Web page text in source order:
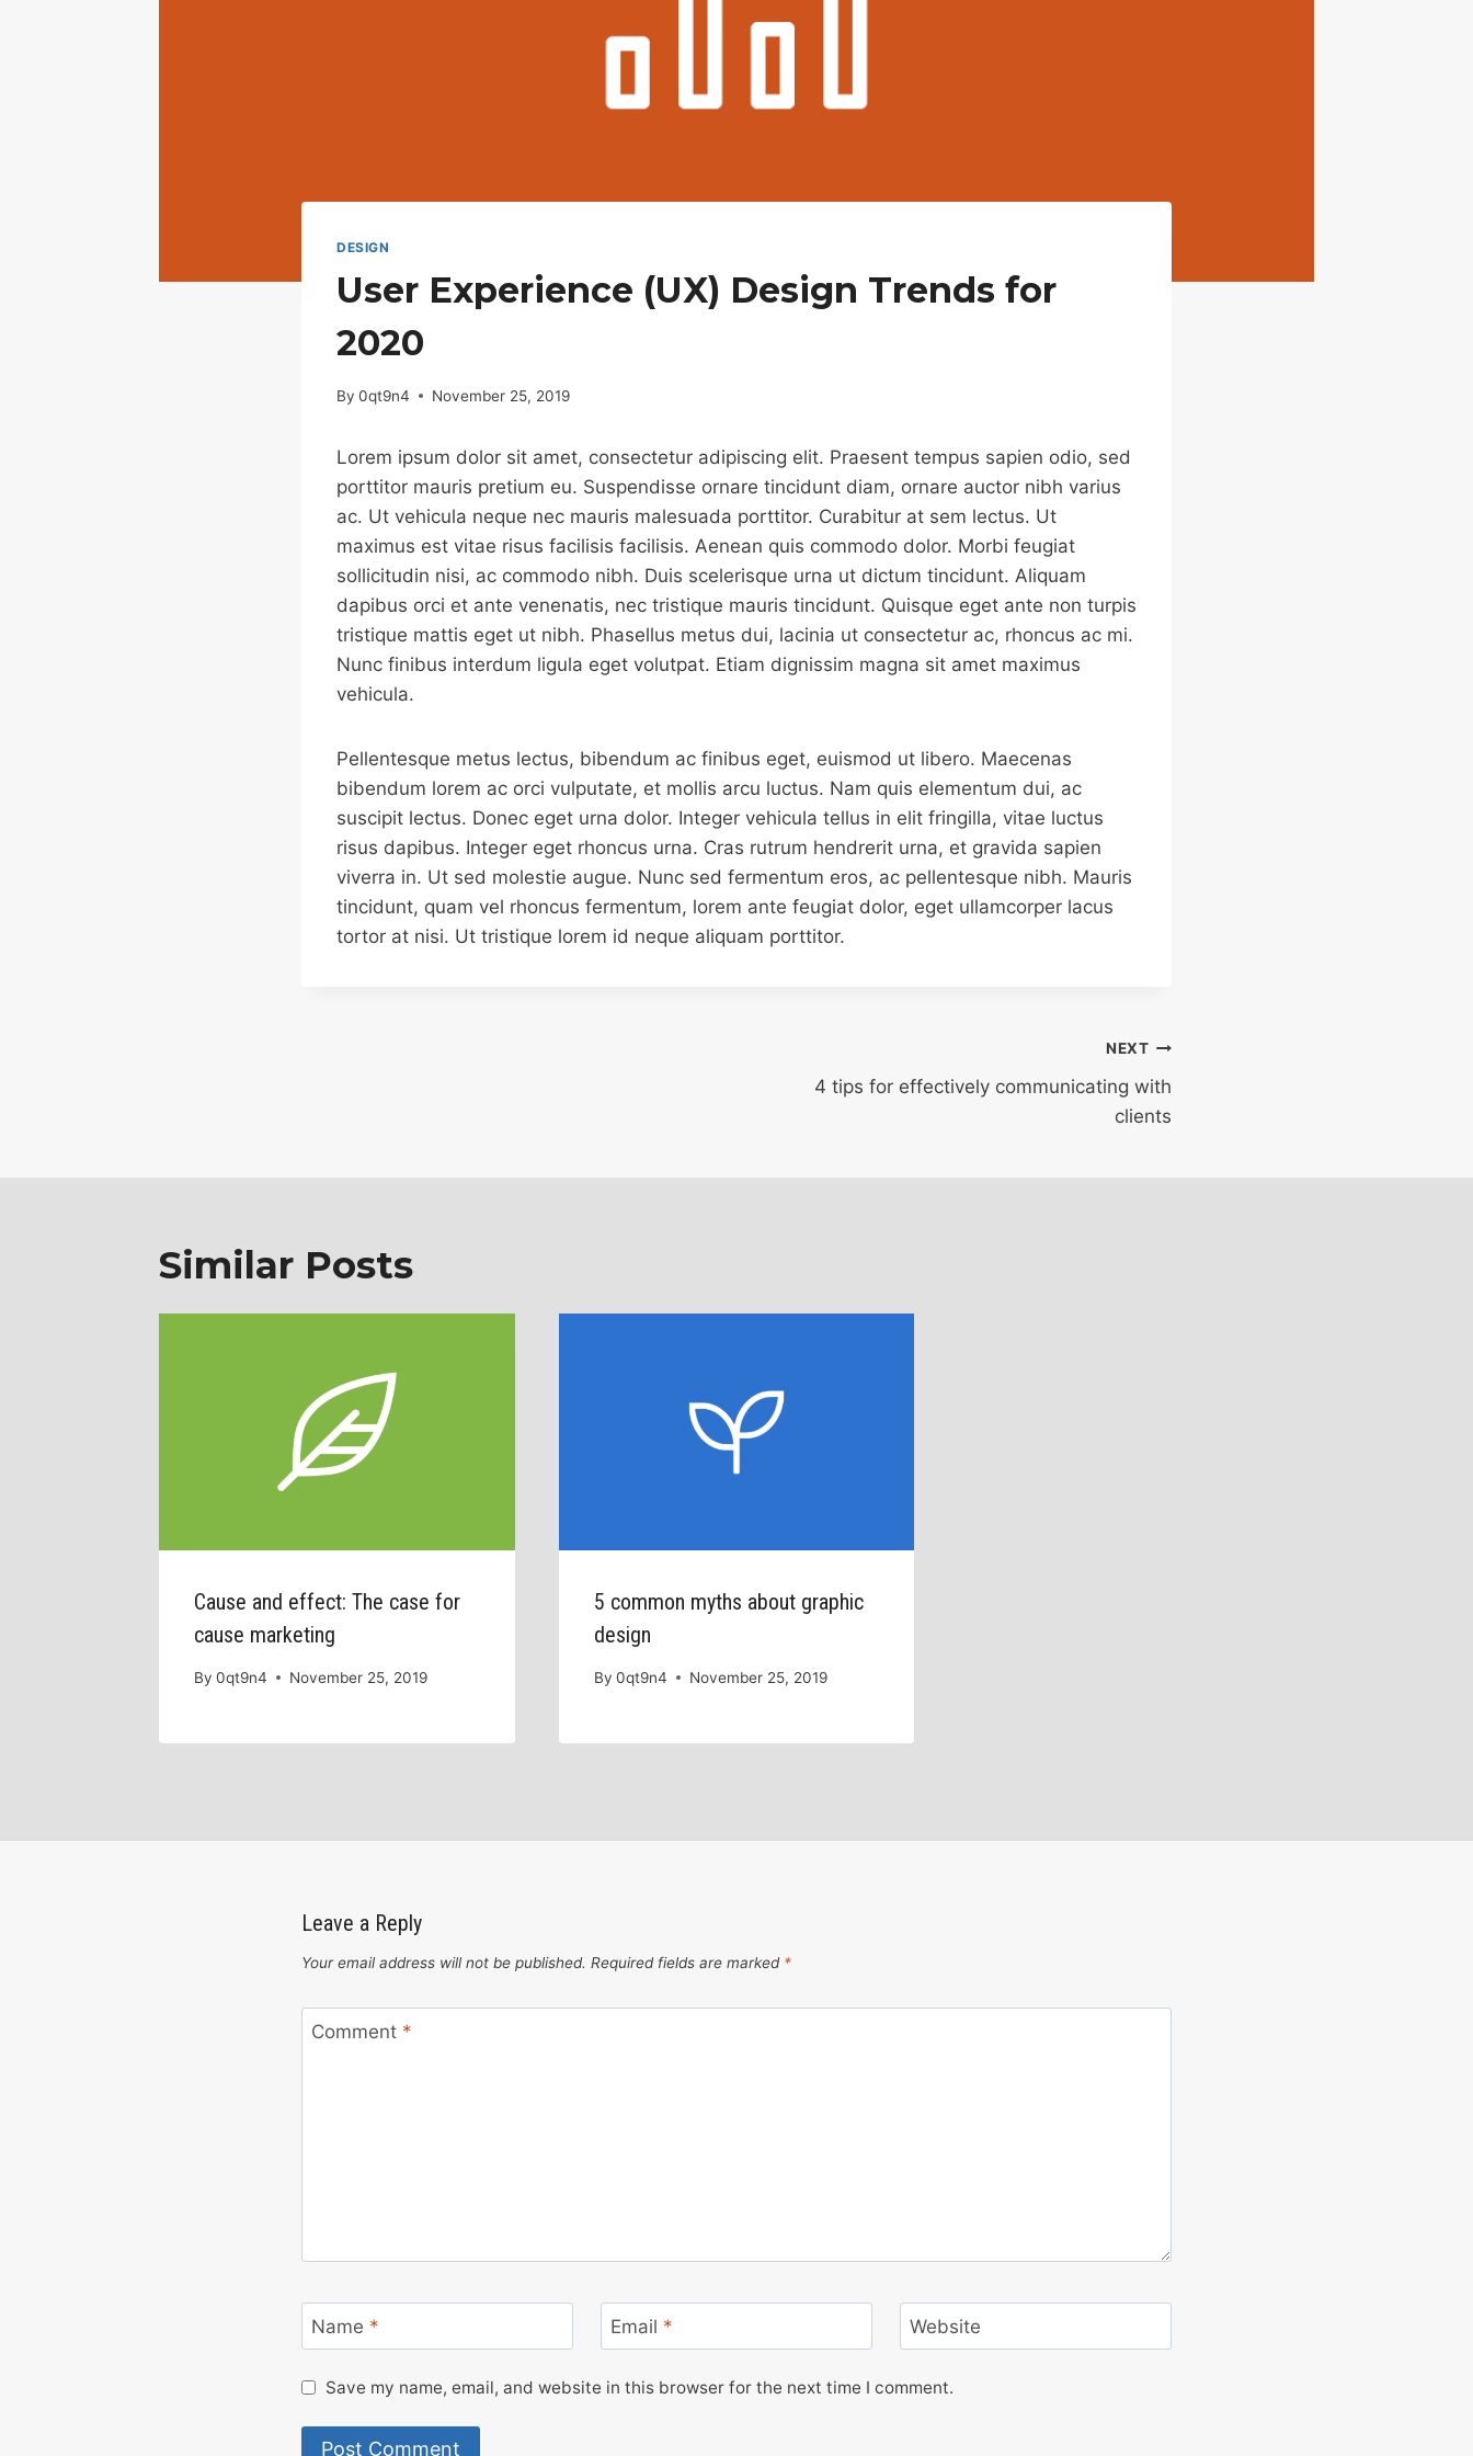
DESIGN
User Experience (UX) Design Trends for
2020
By 0qt9n4 November 25, 2019
Lorem ipsum dolor sit amet, consectetur adipiscing elit. Praesent tempus sapien odio, sed
porttitor mauris pretium eu. Suspendisse ornare tincidunt diam, ornare auctor nibh varius
ac. Ut vehicula neque nec mauris malesuada porttitor. Curabitur at sem lectus. Ut
maximus est vitae risus facilisis facilisis. Aenean quis commodo dolor. Morbi feugiat
sollicitudin nisi, ac commodo nibh. Duis scelerisque urna ut dictum tincidunt. Aliquam
dapibus orci et ante venenatis, nec tristique mauris tincidunt. Quisque eget ante non turpis
tristique mattis eget ut nibh. Phasellus metus dui, lacinia ut consectetur ac, rhoncus ac mi.
Nunc finibus interdum ligula eget volutpat. Etiam dignissim magna sit amet maximus
vehicula.
Pellentesque metus lectus, bibendum ac finibus eget, euismod ut libero. Maecenas
bibendum lorem ac orci vulputate, et mollis arcu luctus. Nam quis elementum dui, ac
suscipit lectus. Donec eget urna dolor. Integer vehicula tellus in elit fringilla, vitae luctus
risus dapibus. Integer eget rhoncus urna. Cras rutrum hendrerit urna, et gravida sapien
viverra in. Ut sed molestie augue. Nunc sed fermentum eros, ac pellentesque nibh. Mauris
tincidunt, quam vel rhoncus fermentum, lorem ante feugiat dolor, eget ullamcorper lacus
tortor at nisi. Ut tristique lorem id neque aliquam porttitor.
NEXT
4 tips for effectively communicating with
clients
Similar Posts
Cause and effect: The case for
cause marketing
By 0qt9n4 November 25, 2019
5 common myths about graphic
design
By 0qt9n4 November 25, 2019
Leave a Reply
Your email address will not be published. Required fields are marked *
Comment *
Name * Email * Website
Save my name, email, and website in this browser for the next time I comment.